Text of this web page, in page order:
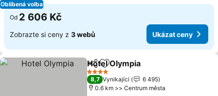
Oblíbená volba
Od 2 606 Kč
Zobrazte si ceny z 3 webů Ukázat ceny
SdíletPřidat na seznam oblíbených
Hotel Olympia
4 Počet hvězdiček
8,7 Vynikající
6 495
0.6 km >> Centrum města